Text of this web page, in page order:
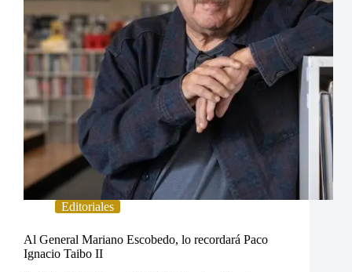
Editoriales
Al General Mariano Escobedo, lo recordará Paco
Ignacio Taibo II